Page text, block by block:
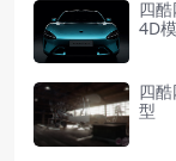
四
4D
四
型